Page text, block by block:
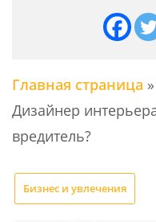
Главная страница »
Дизайнер
вредитель?
Бизнес и увлечения